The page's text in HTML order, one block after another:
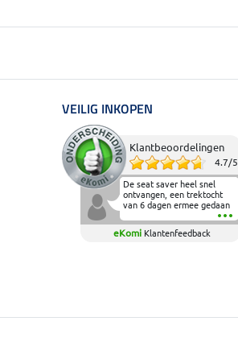
VEILIG INKOPEN
Klantbeoordelingen
4.7/5
De seat saver heel snel
ontvangen, een trektocht
van 6 dagen ermee gedaan
en deze heeft de beproeving
fantastisch doorstaan.
Heerlijk zacht om op te
eKomi Klantenfeedback